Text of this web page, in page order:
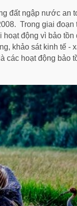
đất ngập nước an
Trong giai
động vì bảo
khảo sát kinh tế -
hoạt động bảo